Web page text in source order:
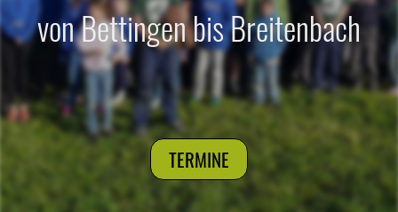
von Bettingen bis Breitenbach
TERMINE